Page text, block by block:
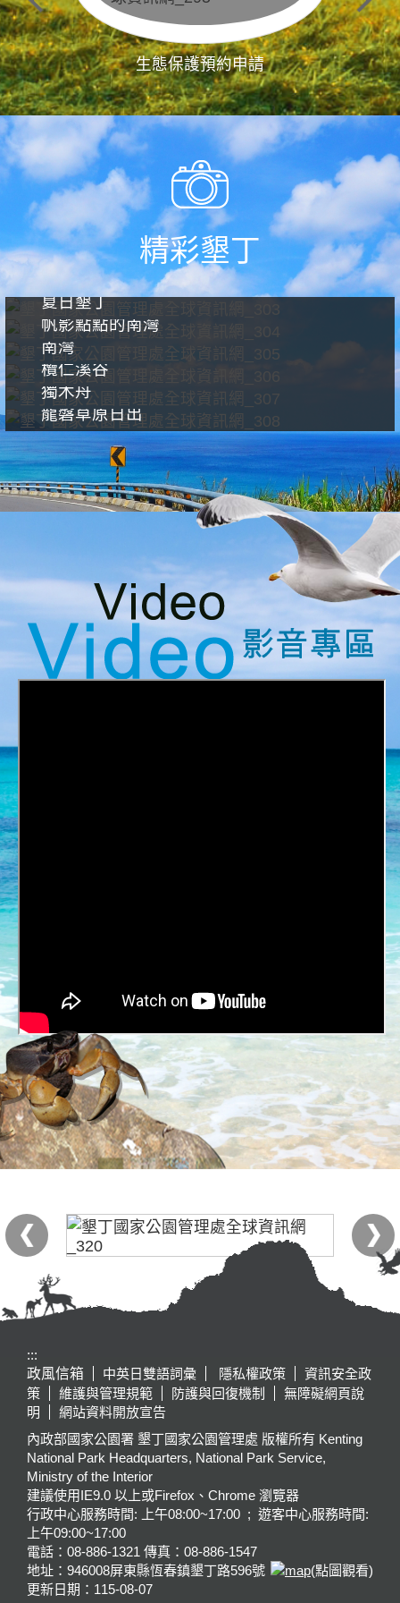
生態保護預約申請
精彩墾丁
夏日墾丁
帆影點點的南灣
南灣
欖仁溪谷
獨木舟
龍磐草原日出
:::
政風信箱
中英日雙語詞彙 隱私權政策
資訊安全政
策
維護與管理規範 防護與回復機制
無障礙網頁說
明
網站資料開放宣告
內政部國家公園署 墾丁國家公園管理處 版權所有 Kenting
National Park Headquarters, National Park Service,
Ministry of the Interior
建議使用IE9.0 以上或Firefox、Chrome 瀏覽器
行政中心服務時間: 上午08:00~17:00 ; 遊客中心服務時間:
上午09:00~17:00
電話：08-886-1321 傳真：08-886-1547
地址：946008屏東縣恆春鎮墾丁路596號
(點圖觀看)
更新日期： 115-08-07